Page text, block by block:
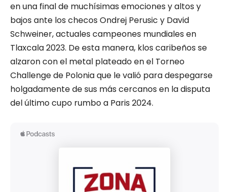
en una final de muchísimas emociones y altos y
bajos ante los checos Ondrej Perusic y David
Schweiner, actuales campeones mundiales en
Tlaxcala 2023. De esta manera, klos caribeños se
alzaron con el metal plateado en el Torneo
Challenge de Polonia que le valió para despegarse
holgadamente de sus más cercanos en la disputa
del último cupo rumbo a Paris 2024.